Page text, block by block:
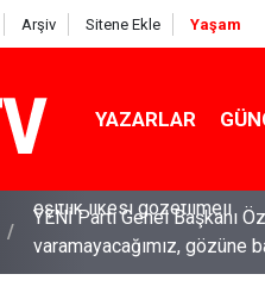
Arşiv Sitene Ekle Yaşam
YAZARLAR
YENİ Parti Genel Başkanı
varamayacağımız, gözüne